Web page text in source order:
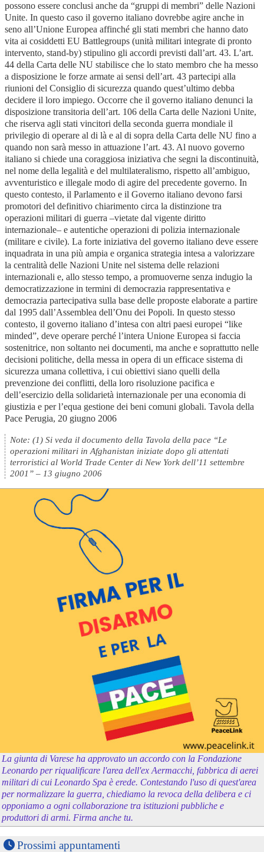
possono essere conclusi anche da “gruppi di membri” delle Nazioni
Unite. In questo caso il governo italiano dovrebbe agire anche in
seno all’Unione Europea affinché gli stati membri che hanno dato
vita ai cosiddetti EU Battlegroups (unità militari integrate di pronto
intervento, stand-by) stipulino gli accordi previsti dall’art. 43. L’art.
44 della Carta delle NU stabilisce che lo stato membro che ha messo
a disposizione le forze armate ai sensi dell’art. 43 partecipi alla
riunioni del Consiglio di sicurezza quando quest’ultimo debba
decidere il loro impiego. Occorre che il governo italiano denunci la
disposizione transitoria dell’art. 106 della Carta delle Nazioni Unite,
che riserva agli stati vincitori della seconda guerra mondiale il
privilegio di operare al di là e al di sopra della Carta delle NU fino a
quando non sarà messo in attuazione l’art. 43. Al nuovo governo
italiano si chiede una coraggiosa iniziativa che segni la discontinuità,
nel nome della legalità e del multilateralismo, rispetto all’ambiguo,
avventuristico e illegale modo di agire del precedente governo. In
questo contesto, il Parlamento e il Governo italiano devono farsi
promotori del definitivo chiarimento circa la distinzione tra
operazioni militari di guerra –vietate dal vigente diritto
internazionale– e autentiche operazioni di polizia internazionale
(militare e civile). La forte iniziativa del governo italiano deve essere
inquadrata in una più ampia e organica strategia intesa a valorizzare
la centralità delle Nazioni Unite nel sistema delle relazioni
internazionali e, allo stesso tempo, a promuoverne senza indugio la
democratizzazione in termini di democrazia rappresentativa e
democrazia partecipativa sulla base delle proposte elaborate a partire
dal 1995 dall’Assemblea dell’Onu dei Popoli. In questo stesso
contesto, il governo italiano d’intesa con altri paesi europei “like
minded”, deve operare perché l’intera Unione Europea si faccia
sostenitrice, non soltanto nei documenti, ma anche e soprattutto nelle
decisioni politiche, della messa in opera di un efficace sistema di
sicurezza umana collettiva, i cui obiettivi siano quelli della
prevenzione dei conflitti, della loro risoluzione pacifica e
dell’esercizio della solidarietà internazionale per una economia di
giustizia e per l’equa gestione dei beni comuni globali. Tavola della
Pace Perugia, 20 giugno 2006
Note: (1) Si veda il documento della Tavola della pace “Le
operazioni militari in Afghanistan iniziate dopo gli attentati
terroristici al World Trade Center di New York dell’11 settembre
2001” – 13 giugno 2006
La giunta di Varese ha approvato un accordo con la Fondazione
Leonardo per riqualificare l'area dell'ex Aermacchi, fabbrica di aerei
militari di cui Leonardo Spa è erede. Contestando l'uso di quest'area
per normalizzare la guerra, chiediamo la revoca della delibera e ci
opponiamo a ogni collaborazione tra istituzioni pubbliche e
produttori di armi. Firma anche tu.
Prossimi appuntamenti